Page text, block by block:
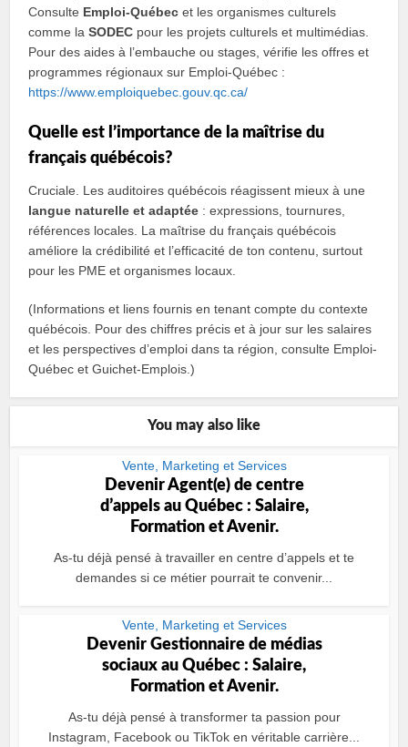
Consulte Emploi-Québec et les organismes culturels
comme laSODEC pour les projets culturels et multimédias.
Pour des aides à l’embauche ou stages, vérifie les offres et
programmes régionaux sur Emploi-Québec :
https://www.emploiquebec.gouv.qc.ca/
Quelle est l’importance de la maîtrise du
français québécois?
Cruciale. Les auditoires québécois réagissent mieux à une
langue naturelle et adaptée : expressions, tournures,
références locales. La maîtrise du français québécois
améliore la crédibilité et l’efficacité de ton contenu, surtout
pour les PME et organismes locaux.
(Informations et liens fournis en tenant compte du contexte
québécois. Pour des chiffres précis et à jour sur les salaires
et les perspectives d’emploi dans ta région, consulte Emploi-
Québec et Guichet-Emplois.)
You may also like
Vente, Marketing et Services
Devenir Agent(e) de centre
dʼappels au Québec : Salaire,
Formation et Avenir.
As-tu déjà pensé à travailler en centre d’appels et te
demandes si ce métier pourrait te convenir...
Vente, Marketing et Services
Devenir Gestionnaire de médias
sociaux au Québec : Salaire,
Formation et Avenir.
As-tu déjà pensé à transformer ta passion pour
Instagram, Facebook ou TikTok en véritable carrière...